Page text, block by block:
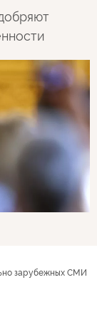
зарубежных СМИ